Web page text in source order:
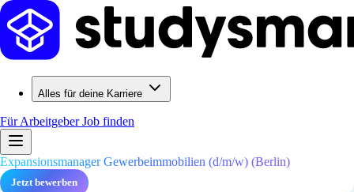
Alles für deine Karriere
Für ArbeitgeberJob finden
Expansionsmanager Gewerbeimmobilien (d/m/w) (Berlin)
Jetzt bewerben